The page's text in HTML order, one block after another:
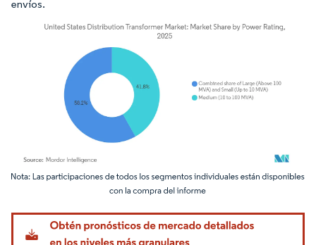
envíos.
Imagen © Mordor Intelligence. El uso requiere atribución según CC BY 4.0.